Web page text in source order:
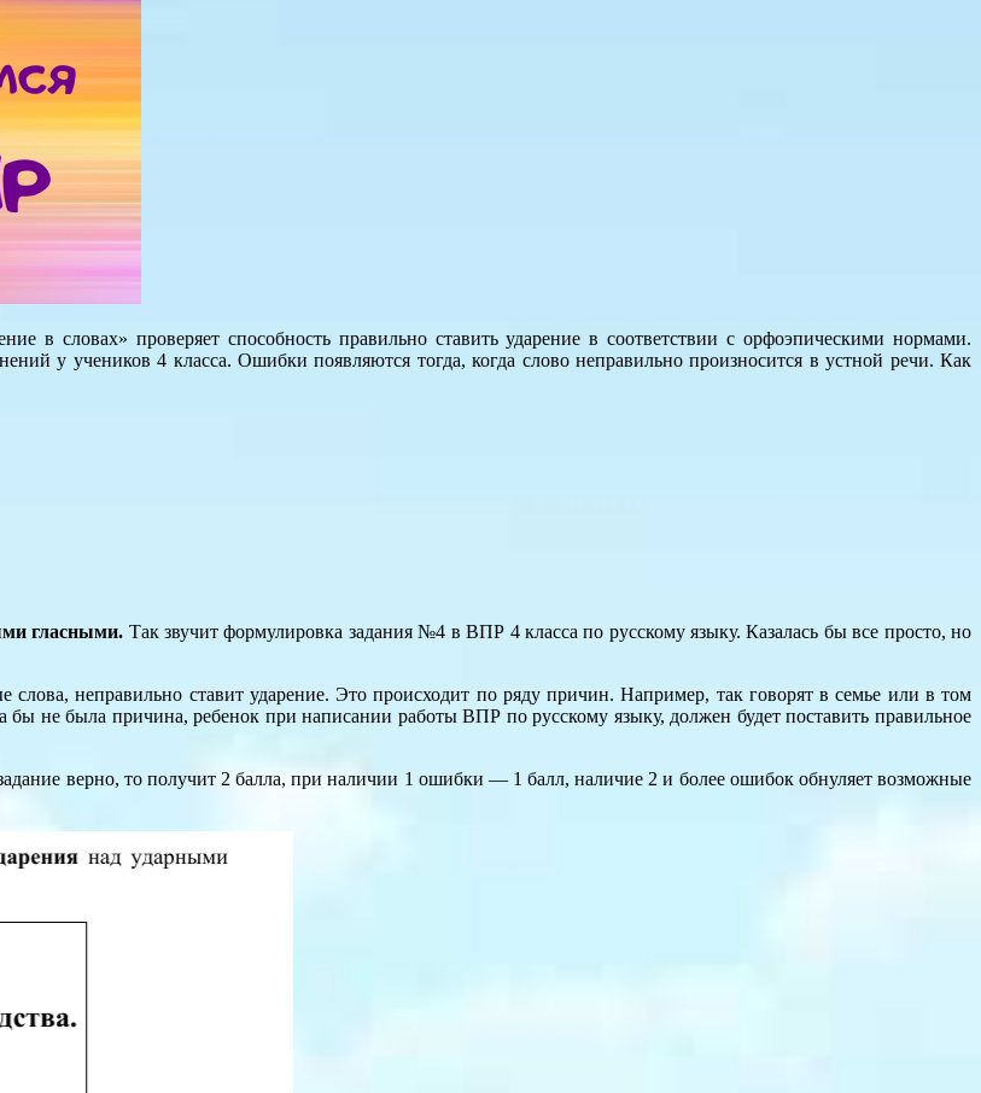
в словах» проверяет способность правильно ставить ударение в соответствии с орфоэпическими нормами.
у учеников 4 класса. Ошибки появляются тогда, когда слово неправильно произносится в устной речи. Как
гласными. Так звучит формулировка задания №4 в ВПР 4 класса по русскому языку. Казалась бы все просто, но
неправильно ставит ударение. Это происходит по ряду причин. Например, так говорят в семье или в том
не была причина, ребенок при написании работы ВПР по русскому языку, должен будет поставить правильное
верно, то получит 2 балла, при наличии 1 ошибки — 1 балл, наличие 2 и более ошибок обнуляет возможные